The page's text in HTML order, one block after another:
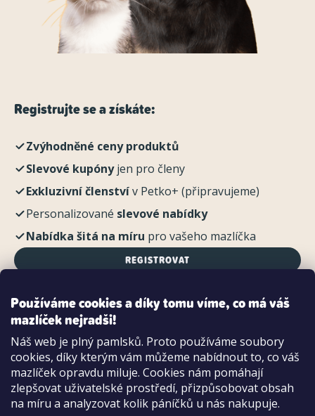
Používáme cookies a díky tomu víme, co má váš
mazlíček nejradši!
Náš web je plný pamlsků. Proto používáme soubory
cookies, díky kterým vám můžeme nabídnout to, co váš
mazlíček opravdu miluje. Cookies nám pomáhají
zlepšovat uživatelské prostředí, přizpůsobovat obsah
na míru a analyzovat kolik páníčků u nás nakupuje.
Registrujte se a získáte:
Zvýhodněné ceny produktů
Slevové kupónyjen pro členy
Exkluzivní členstvív Petko+ (připravujeme)
Personalizované slevové nabídky
Nabídka šitá na míru pro vašeho mazlíčka
REGISTROVAT
Možnosti platby:
Dobírkou
Hotově i kartou na pobočce